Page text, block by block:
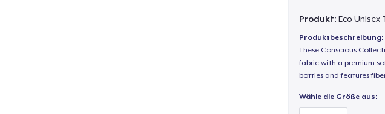
Produkt: Eco Unisex
Produktbeschreibung:
These Conscious
fabric with a premium
bottles and features
Wähle die Größe aus: